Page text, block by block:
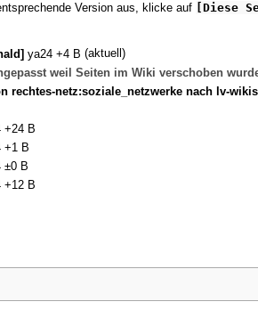
Version aus, klicke auf [Diese
ya24 +4 B (aktuell)
weil Seiten im Wiki verschoben
rechtes-netz:soziale_netzwerke nach lv-
+24 B
+1 B
±0 B
+12 B